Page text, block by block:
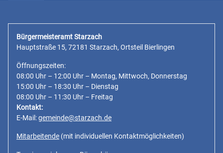
Bürgermeisteramt Starzach
Hauptstraße 15, 72181 Starzach, Ortsteil Bierlingen
Öffnungszeiten:
08:00 Uhr – 12:00 Uhr – Montag, Mittwoch, Donnerstag
15:00 Uhr – 18:30 Uhr – Dienstag
08:00 Uhr – 11:30 Uhr – Freitag
Kontakt:
E-Mail:gemeinde@starzach.de
Mitarbeitende (mit individuellen Kontaktmöglichkeiten)